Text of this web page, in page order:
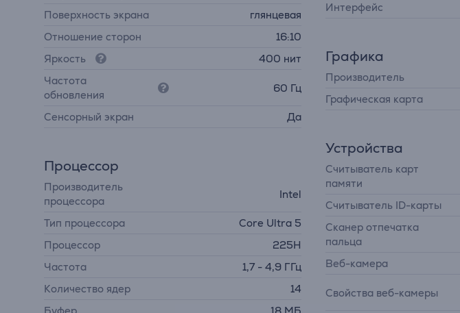
Поверхность экрана
глянцевая
Отношение сторон
16:10
Яркость
400 нит
Частота
обновления
60 Гц
Cенсорный экран Да
Процессор
Производитель
процессора
Intel
Тип процессора
Core Ultra 5
Процессор
225H
Частота
1,7 - 4,9 ГГц
Количество ядер
14
Интерфейс
Графика
Производитель
Графическая карта
Устройства
Считыватель карт
памяти
Считыватель ID-карты
Сканер отпечатка
пальца
Веб-камера
Свойства веб-камеры